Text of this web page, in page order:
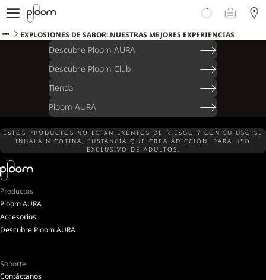
Descubre Ploom AURA
Tienda
Ploom Club
Ayuda y soporte
Localiza tu tienda
EXPLOSIONES DE SABOR: NUESTRAS MEJORES EXPERIENCIAS
Descubre Ploom AURA
Descubre Ploom Club
Tienda
Ploom AURA
ESTOS PRODUCTOS NO ESTÁN EXENTOS DE RIESGO Y CON SU USO SE
INHALA NICOTINA, SUSTANCIA QUE CREA ADICCIÓN. PARA USO
EXCLUSIVO DE ADULTOS.
Productos
Ploom AURA
Accesorios
Descubre Ploom AURA
Soporte
Contáctanos